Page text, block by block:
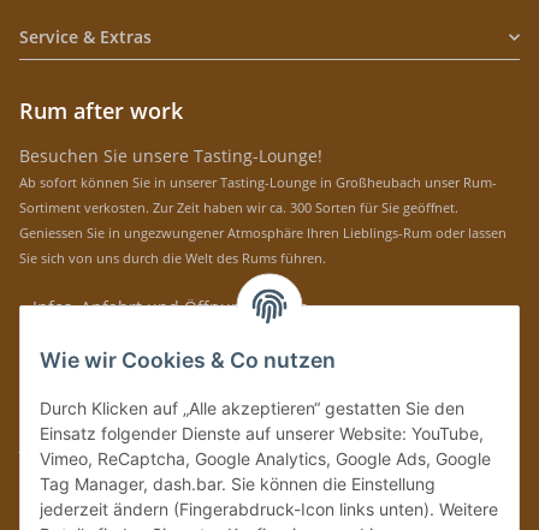
Service & Extras
Rum after work
Besuchen Sie unsere Tasting-Lounge!
Ab sofort können Sie in unserer Tasting-Lounge in Großheubach unser Rum-
Sortiment verkosten. Zur Zeit haben wir ca. 300 Sorten für Sie geöffnet.
Geniessen Sie in ungezwungener Atmosphäre Ihren Lieblings-Rum oder lassen
Sie sich von uns durch die Welt des Rums führen.
» Infos, Anfahrt und Öffnungszeiten
Immer auf dem Laufenden mit unseren aktuellen Rum-News!
Bitte senden Sie mir entsprechend IhrerDatenschutzerklärung
regelmäßig und
jederzeit widerruflich Informationen zu Ihrem Produktsortiment per E-Mail zu.
Vertrag widerrufen
Wie wir Cookies & Co nutzen
Durch Klicken auf „Alle akzeptieren“ gestatten Sie den
Einsatz folgender Dienste auf unserer Website: YouTube,
Vimeo, ReCaptcha, Google Analytics, Google Ads, Google
Tag Manager, dash.bar. Sie können die Einstellung
jederzeit ändern (Fingerabdruck-Icon links unten). Weitere